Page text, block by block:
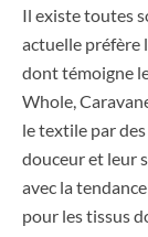
Il existe toutes
actuelle préfère
dont témoigne
Whole,
le textile par
douceur et leur
avec la
pour les tissus